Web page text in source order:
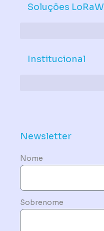
Soluções
Institucional
Newsletter
Nome
Sobrenome